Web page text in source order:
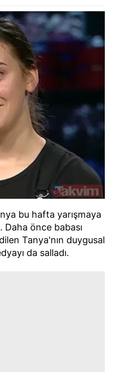
bu hafta yarışmaya
önce babası
Tanya'nın duygusal
da salladı.